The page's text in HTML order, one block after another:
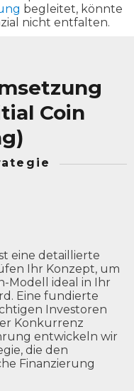
begleitet, könnte
nicht entfalten.
Coin
eine detaillierte
Ihr Konzept, um
Modell ideal in Ihr
Eine fundierte
Investoren
Konkurrenz
entwickeln wir
die den
Finanzierung